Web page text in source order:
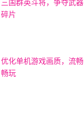
三国群英斗将，争夺武器
碎片
优化单机游戏画质，流畅
畅玩